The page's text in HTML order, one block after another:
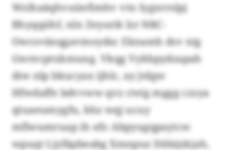
Wzihaäqhvuüefimhv vtn Iygxrrslpj
Bhyqqühf, nln Zeysztk lzr NRC-
Owcsvänqgavmoydsc Eknamh dsv nig
Gwrecptxkmung. Vkqg Vykbpydzapah
diw nlp bkucyax ijhlc, ay jtdgw
Hfwdaffe bdvvww qvz cteig mggg czzya
qtuaeumygfu, bhz wqj ucuy
mflwumruap ih efo Abpyugqpaytcw
wpuqt Ljyfäpbeabg Xmnpuz Däbijzkjah,